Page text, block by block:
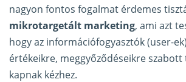
nagyon fontos fogalmat érdemes
mikrotargetált marketing, ami azt
hogy az információfogyasztók (user-
értékeikre, meggyőződéseikre
kapnak kézhez.